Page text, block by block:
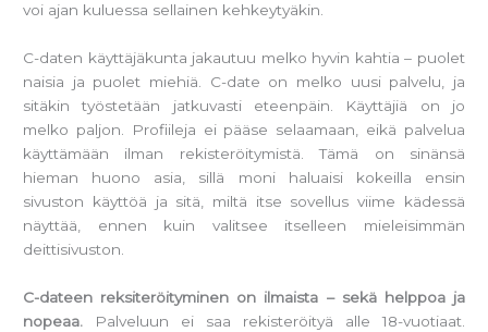
voi ajan kuluessa sellainen kehkeytyäkin.
C-daten käyttäjäkunta jakautuu melko hyvin kahtia – puolet
naisia ja puolet miehiä. C-date on melko uusi palvelu, ja
sitäkin työstetään jatkuvasti eteenpäin. Käyttäjiä on jo
melko paljon. Profiileja ei pääse selaamaan, eikä palvelua
käyttämään ilman rekisteröitymistä. Tämä on sinänsä
hieman huono asia, sillä moni haluaisi kokeilla ensin
sivuston käyttöä ja sitä, miltä itse sovellus viime kädessä
näyttää, ennen kuin valitsee itselleen mieleisimmän
deittisivuston.
C-dateen reksiteröityminen on ilmaista – sekä helppoa ja
nopeaa. Palveluun ei saa rekisteröityä alle 18-vuotiaat.